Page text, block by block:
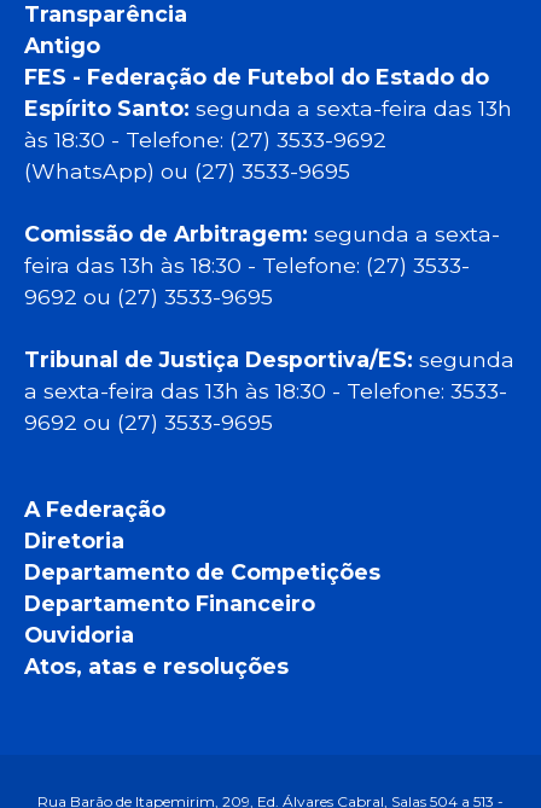
Transparência
Antigo
FES - Federação de Futebol do Estado do
Espírito Santo: segunda a sexta-feira das 13h
às 18:30 - Telefone: (27) 3533-9692
(WhatsApp) ou (27) 3533-9695
Comissão de Arbitragem: segunda a sexta-
feira das 13h às 18:30 - Telefone: (27) 3533-
9692 ou (27) 3533-9695
Tribunal de Justiça Desportiva/ES: segunda
a sexta-feira das 13h às 18:30 - Telefone: 3533-
9692 ou (27) 3533-9695
A Federação
Diretoria
Departamento de Competições
Departamento Financeiro
Ouvidoria
Atos, atas e resoluções
Rua Barão de Itapemirim, 209, Ed. Álvares Cabral, Salas 504 a 513 -